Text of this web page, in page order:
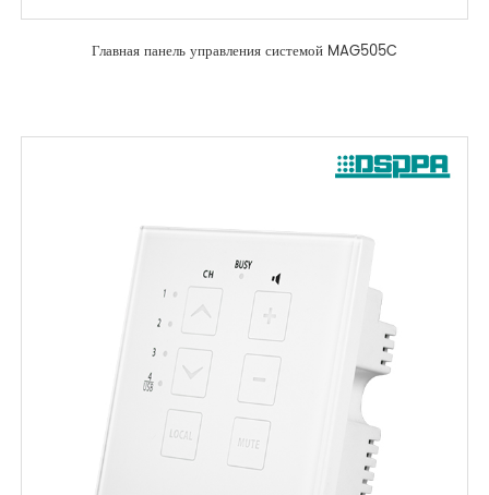
Главная панель управления системой MAG505C